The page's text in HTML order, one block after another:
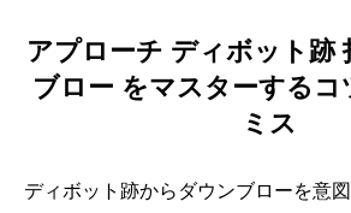
アプローチ ディボット跡
ブロー をマスターするコ
ミス
ディボット跡からダウンブローを意